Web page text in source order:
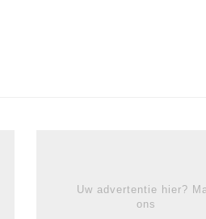
Uw advertentie hier?
ons